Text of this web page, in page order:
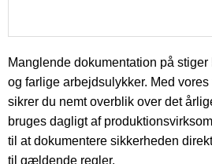
Manglende dokumentation på
og farlige arbejdsulykker. Med
sikrer du nemt overblik over det
bruges dagligt af
til at dokumentere sikkerheden
til gældende regler.